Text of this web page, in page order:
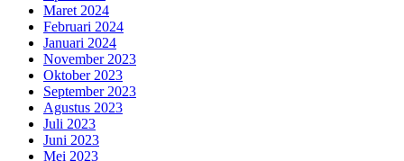
Maret 2024
Februari 2024
Januari 2024
November 2023
Oktober 2023
September 2023
Agustus 2023
Juli 2023
Juni 2023
Mei 2023